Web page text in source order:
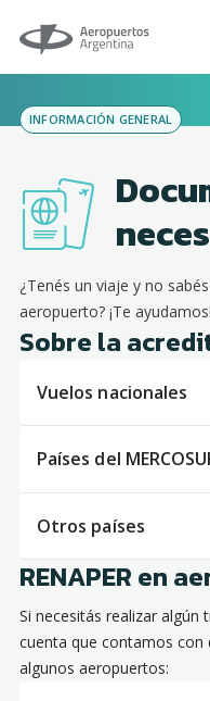
Aeropuertos Argentina
INFORMACIÓN GENERAL
¿Tenés un viaje y no
aeropuerto? ¡Te ayudamos!
Sobre la
Vuelos nacionales
Países del
Otros países
RENAPER en
Si necesitás realizar
cuenta que contamos con
algunos aeropuertos: